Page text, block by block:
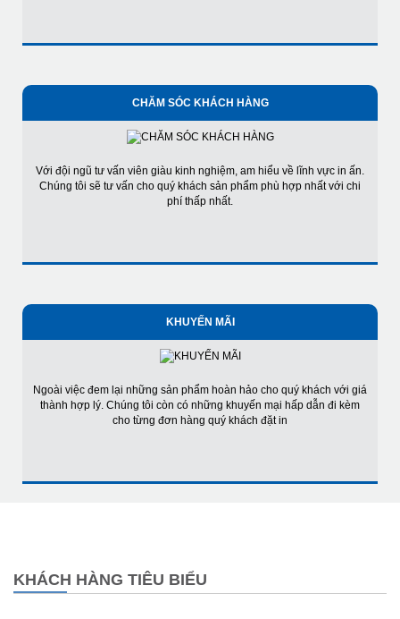
CHĂM SÓC KHÁCH HÀNG
Với đội ngũ tư vấn viên giàu kinh nghiệm, am hiểu về lĩnh vực in ấn.
Chúng tôi sẽ tư vấn cho quý khách sản phẩm phù hợp nhất với chi
phí thấp nhất.
KHUYẾN MÃI
Ngoài việc đem lại những sản phẩm hoàn hảo cho quý khách với giá
thành hợp lý. Chúng tôi còn có những khuyến mại hấp dẫn đi kèm
cho từng đơn hàng quý khách đặt in
KHÁCH HÀNG TIÊU BIỂU